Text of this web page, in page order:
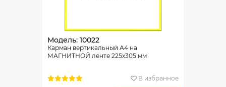
Модель: 10022
Карман вертикальный А4 на
МАГНИТНОЙ ленте 225х305 мм
В избранное